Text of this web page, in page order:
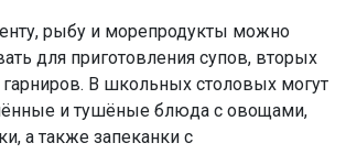
рыбу и морепродукты можно
для приготовления супов, вторых
В школьных столовых могут
и тушёные блюда с овощами,
а также запеканки с